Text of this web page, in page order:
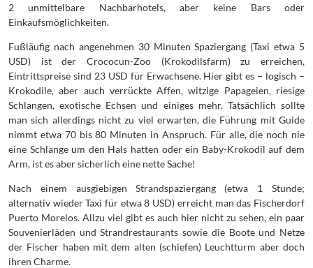
2 unmittelbare Nachbarhotels, aber keine Bars oder
Einkaufsmöglichkeiten.
Fußläufig nach angenehmen 30 Minuten Spaziergang (Taxi etwa 5
USD) ist der Crococun-Zoo (Krokodilsfarm) zu erreichen,
Eintrittspreise sind 23 USD für Erwachsene. Hier gibt es – logisch –
Krokodile, aber auch verrückte Affen, witzige Papageien, riesige
Schlangen, exotische Echsen und einiges mehr. Tatsächlich sollte
man sich allerdings nicht zu viel erwarten, die Führung mit Guide
nimmt etwa 70 bis 80 Minuten in Anspruch. Für alle, die noch nie
eine Schlange um den Hals hatten oder ein Baby-Krokodil auf dem
Arm, ist es aber sicherlich eine nette Sache!
Nach einem ausgiebigen Strandspaziergang (etwa 1 Stunde;
alternativ wieder Taxi für etwa 8 USD) erreicht man das Fischerdorf
Puerto Morelos. Allzu viel gibt es auch hier nicht zu sehen, ein paar
Souvenierläden und Strandrestaurants sowie die Boote und Netze
der Fischer haben mit dem alten (schiefen) Leuchtturm aber doch
ihren Charme.